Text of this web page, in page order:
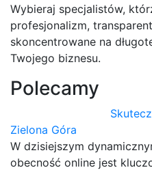
Wybieraj specjalistów,
profesjonalizm,
skoncentrowane na
Twojego biznesu.
Polecamy
Zielona Góra
W dzisiejszym
obecność online jest